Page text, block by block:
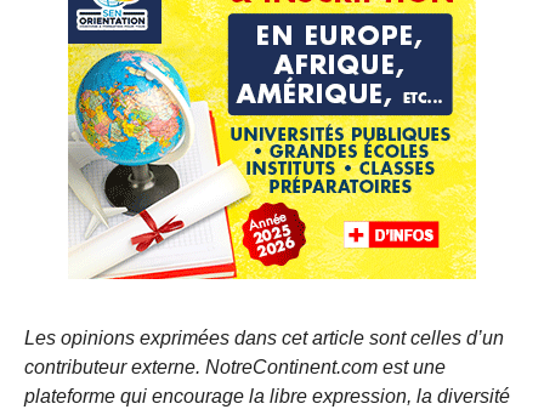
Les opinions exprimées dans cet article sont celles d’un
contributeur externe. NotreContinent.com est une
plateforme qui encourage la libre expression, la diversité